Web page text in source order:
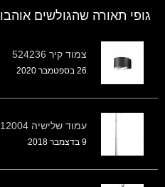
גופי תאורה שהגולשים אוהבו
צמוד קיר 524236
26 בספטמבר 2020
עמוד שלישיה 512004 שנהב
9 בדצמבר 2018